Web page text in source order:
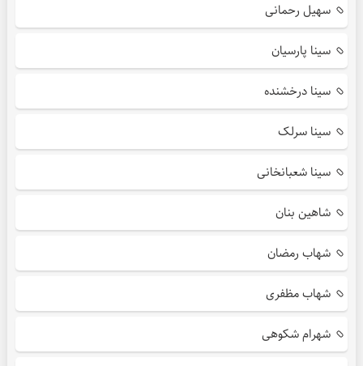
سهیل رحمانی
سینا پارسیان
سینا درخشنده
سینا سرلک
سینا شعبانخانی
شاهین بنان
شهاب رمضان
شهاب مظفری
شهرام شکوهی